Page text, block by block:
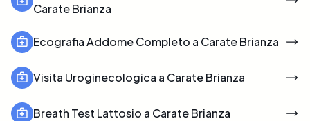
Carate Brianza
Ecografia Addome Completo a Carate Brianza
Visita Uroginecologica a Carate Brianza
Breath Test Lattosio a Carate Brianza